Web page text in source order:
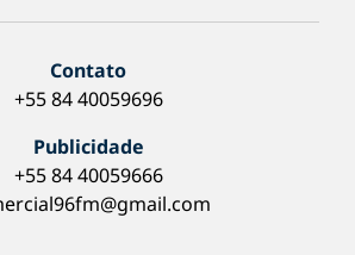
Contato
+55 84 40059696
Publicidade
+55 84 40059666